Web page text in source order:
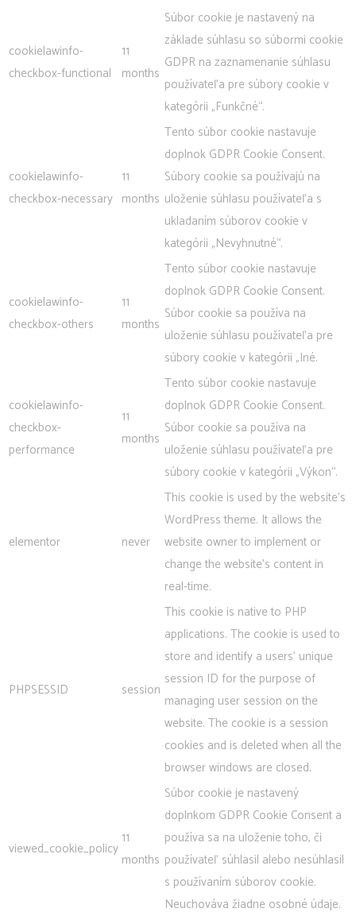
cookielawinfo-
checkbox-functional
11
months
Súbor cookie je nastavený na
základe súhlasu so súbormi cookie
GDPR na zaznamenanie súhlasu
používateľa pre súbory cookie v
kategórii „Funkčné“.
cookielawinfo-
checkbox-necessary
11
months
Tento súbor cookie nastavuje
doplnok GDPR Cookie Consent.
Súbory cookie sa používajú na
uloženie súhlasu používateľa s
ukladaním súborov cookie v
kategórii „Nevyhnutné“.
cookielawinfo-
checkbox-others
11
months
Tento súbor cookie nastavuje
doplnok GDPR Cookie Consent.
Súbor cookie sa používa na
uloženie súhlasu používateľa pre
súbory cookie v kategórii „Iné.
cookielawinfo-
checkbox-
performance
11
months
Tento súbor cookie nastavuje
doplnok GDPR Cookie Consent.
Súbor cookie sa používa na
uloženie súhlasu používateľa pre
súbory cookie v kategórii „Výkon“.
elementor never
This cookie is used by the website's
WordPress theme. It allows the
website owner to implement or
change the website's content in
real-time.
PHPSESSID session
This cookie is native to PHP
applications. The cookie is used to
store and identify a users' unique
session ID for the purpose of
managing user session on the
website. The cookie is a session
cookies and is deleted when all the
browser windows are closed.
viewed_cookie_policy
11
months
Súbor cookie je nastavený
doplnkom GDPR Cookie Consent a
používa sa na uloženie toho, či
používateľ súhlasil alebo nesúhlasil
s používaním súborov cookie.
Neuchováva žiadne osobné údaje.